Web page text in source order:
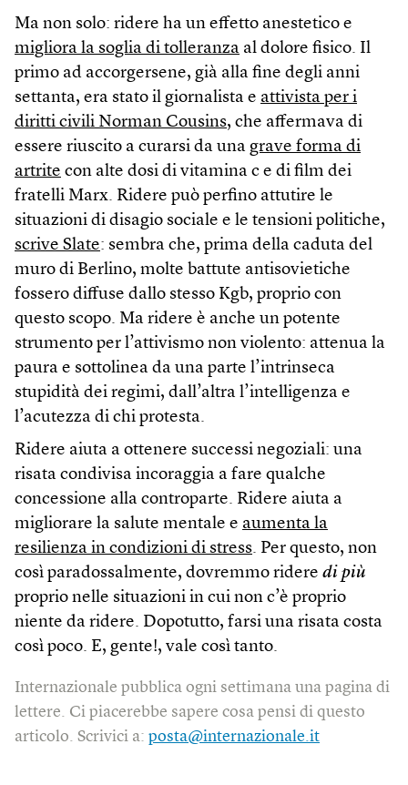
Ma non solo: ridere ha un effetto anestetico e
migliora la soglia di tolleranza al dolore fisico. Il
primo ad accorgersene, già alla fine degli anni
settanta, era stato il giornalista e attivista per i
diritti civili Norman Cousins, che affermava di
essere riuscito a curarsi da una grave forma di
artrite con alte dosi di vitamina c e di film dei
fratelli Marx. Ridere può perfino attutire le
situazioni di disagio sociale e le tensioni politiche,
scrive Slate: sembra che, prima della caduta del
muro di Berlino, molte battute antisovietiche
fossero diffuse dallo stesso Kgb, proprio con
questo scopo. Ma ridere è anche un potente
strumento per l’attivismo non violento: attenua la
paura e sottolinea da una parte l’intrinseca
stupidità dei regimi, dall’altra l’intelligenza e
l’acutezza di chi protesta.
Ridere aiuta a ottenere successi negoziali: una
risata condivisa incoraggia a fare qualche
concessione alla controparte. Ridere aiuta a
migliorare la salute mentale e aumenta la
resilienza in condizioni di stress. Per questo, non
così paradossalmente, dovremmo ridere di più
proprio nelle situazioni in cui non c’è proprio
niente da ridere. Dopotutto, farsi una risata costa
così poco. E, gente!, vale così tanto.
Internazionale pubblica ogni settimana una pagina di
lettere. Ci piacerebbe sapere cosa pensi di questo
articolo. Scrivici a: posta@internazionale.it